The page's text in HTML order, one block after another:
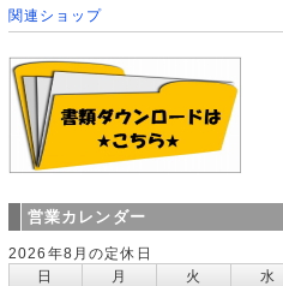
関連ショップ
営業カレンダー
2026年8月の定休日
日
月 火 水